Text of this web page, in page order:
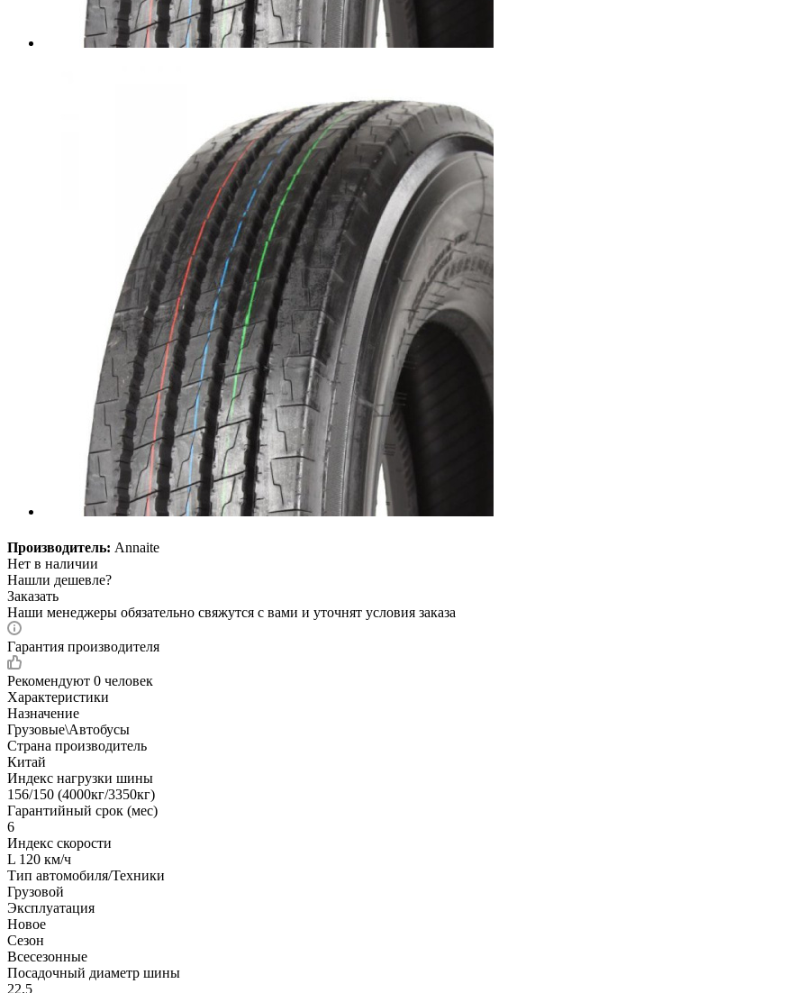
Производитель: Annaite
Нет в наличии
Нашли дешевле?
Заказать
Наши менеджеры обязательно свяжутся с вами и уточнят условия заказа
Гарантия производителя
Рекомендуют 0 человек
Характеристики
Назначение
Грузовые\Автобусы
Страна производитель
Китай
Индекс нагрузки шины
156/150 (4000кг/3350кг)
Гарантийный срок (мес)
6
Индекс скорости
L 120 км/ч
Тип автомобиля/Техники
Грузовой
Эксплуатация
Новое
Сезон
Всесезонные
Посадочный диаметр шины
22.5